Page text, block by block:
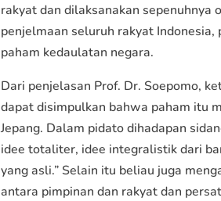
rakyat dan dilaksanakan sepenuhnya
penjelmaan seluruh rakyat
paham kedaulatan negara.
Dari penjelasan Prof. Dr. Soepomo,
dapat disimpulkan bahwa paham itu
Jepang. Dalam pidato dihadapan
idee totaliter, idee integralistik dari
yang asli.” Selain itu beliau juga
antara pimpinan dan rakyat dan